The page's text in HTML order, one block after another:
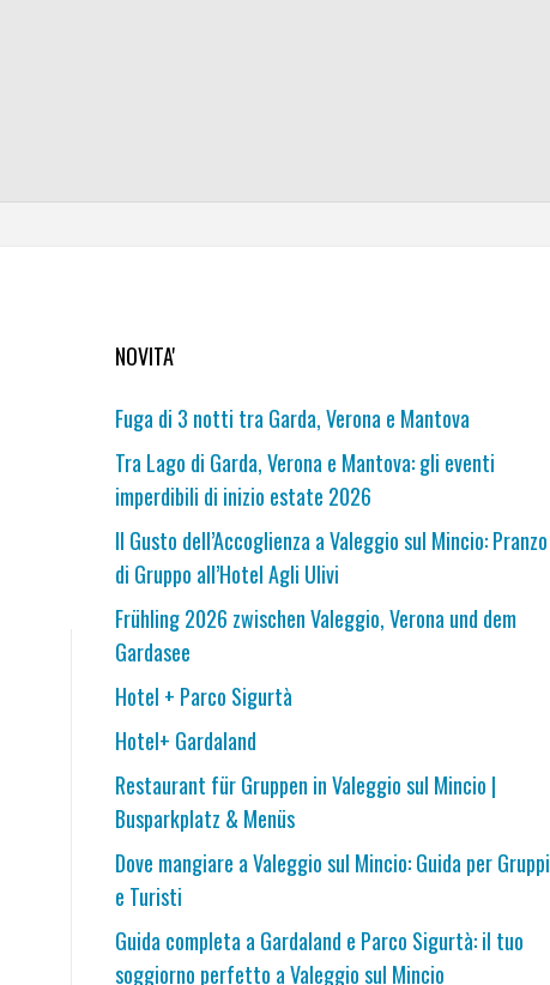
NOVITA'
Fuga di 3 notti tra Garda, Verona e Mantova
Tra Lago di Garda, Verona e Mantova: gli eventi
imperdibili di inizio estate 2026
Il Gusto dell’Accoglienza a Valeggio sul Mincio: Pranzo
di Gruppo all’Hotel Agli Ulivi
Frühling 2026 zwischen Valeggio, Verona und dem
Gardasee
Hotel + Parco Sigurtà
Hotel+ Gardaland
Restaurant für Gruppen in Valeggio sul Mincio |
Busparkplatz & Menüs
Dove mangiare a Valeggio sul Mincio: Guida per Gruppi
e Turisti
Guida completa a Gardaland e Parco Sigurtà: il tuo
soggiorno perfetto a Valeggio sul Mincio